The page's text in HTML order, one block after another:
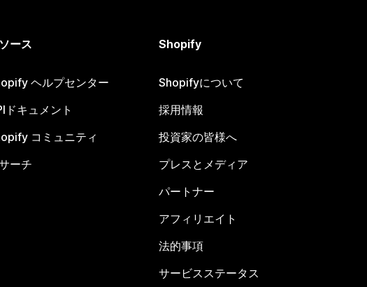
ース
ヘルプセンター
ドキュメント
コミュニティ
ーチ
Shopify
Shopifyについて
採用情報
投資家の皆様へ
プレスとメディア
パートナー
アフィリエイト
法的事項
サービスステータス